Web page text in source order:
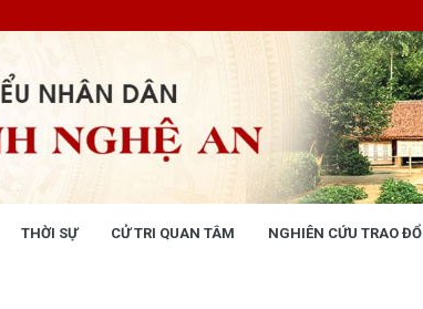
THỜI SỰ CỬ TRI QUAN TÂM NGHIÊN CỨU TRAO